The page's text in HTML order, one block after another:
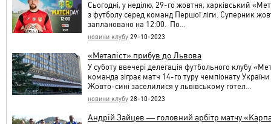
Сьогодні, у неділю, 29-го жовтня, харківський
з футболу серед команд Першої ліги. Суперник
заплановано на 12:00. По…
новини клубу 29-10-2023
«Металіст» прибув до Львова
У суботу ввечері делегація футбольного клубу
команда зіграє матч 14-го туру чемпіонату
Жовто-сині заселилися у львівському готел…
новини клубу 28-10-2023
Андрій Зайцев — головний арбітр матчу